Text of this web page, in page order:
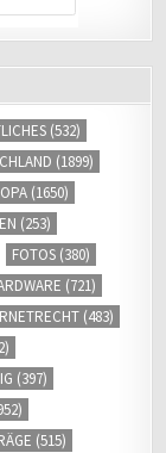
(532)
(1899)
(1650)
(253)
FOTOS (380)
(721)
(483)
(397)
(515)